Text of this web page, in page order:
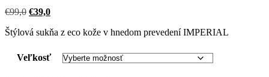
€99,0 Pôvodná
bola:
€39,0Aktuálna
je:
Štýlová sukňa z eco kože v hnedom prevedení IMPERIAL
Veľkosť